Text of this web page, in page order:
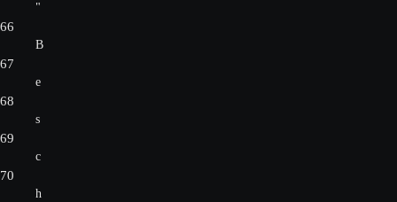
"
66
B
67
e
68
s
69
c
70
h